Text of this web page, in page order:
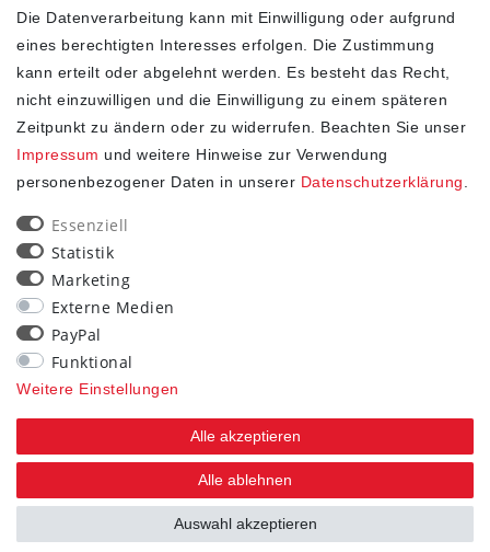
SHOP
Impressum
Daten­schutz­erklärung
AGB
Widerrufs­recht
STAY CONNECTED
Die Datenverarbeitung kann mit Einwilligung oder aufgrund
eines berechtigten Interesses erfolgen. Die Zustimmung
kann erteilt oder abgelehnt werden. Es besteht das Recht,
nicht einzuwilligen und die Einwilligung zu einem späteren
Zeitpunkt zu ändern oder zu widerrufen. Beachten Sie unser
Impressum und weitere Hinweise zur Verwendung
personenbezogener Daten in unserer Daten­schutz­erklärung
Essenziell
Statistik
Marketing
Externe Medien
PayPal
Funktional
Weitere Einstellungen
Alle akzeptieren
Alle ablehnen
Auswahl akzeptieren